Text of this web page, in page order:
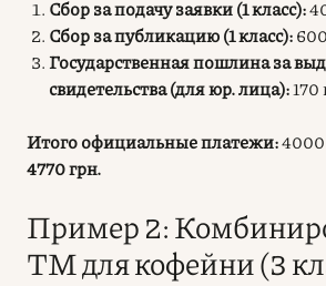
Сбор за подачу заявки (1 класс):
Сбор за публикацию (1 класс):
Государственная пошлина за
свидетельства (для юр. лица):170
Итого официальные платежи:4000
4770 грн.
Пример 2:
ТМ для кофейни (3